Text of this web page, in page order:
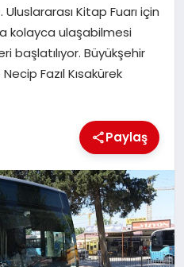
Kitap Fuarı için
kolayca ulaşabilmesi
başlatılıyor. Büyükşehir
Fazıl Kısakürek
Paylaş